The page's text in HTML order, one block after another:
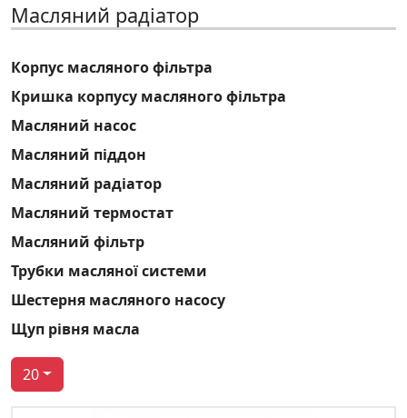
Масляний радіатор
Корпус масляного фільтра
Кришка корпусу масляного фільтра
Масляний насос
Масляний піддон
Масляний радіатор
Масляний термостат
Масляний фільтр
Трубки масляної системи
Шестерня масляного насосу
Щуп рівня масла
20